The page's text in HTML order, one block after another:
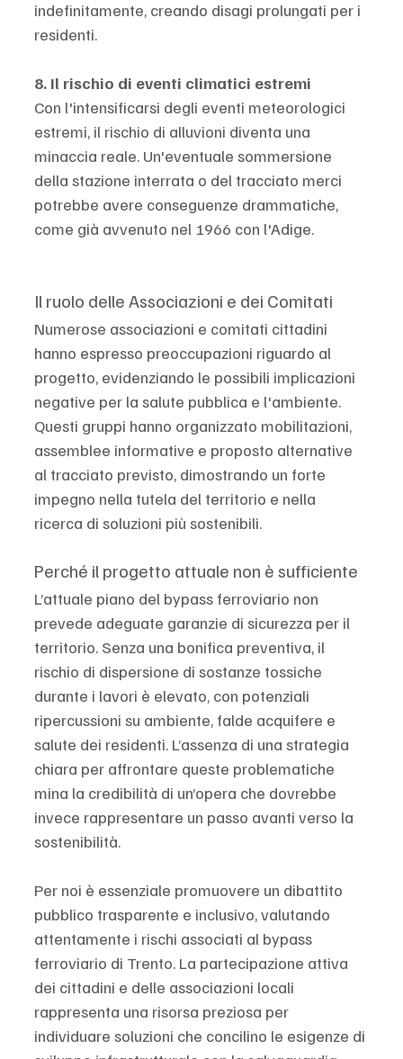
indefinitamente, creando disagi prolungati per i
residenti.
8. Il rischio di eventi climatici estremi
Con l'intensificarsi degli eventi meteorologici
estremi, il rischio di alluvioni diventa una
minaccia reale. Un'eventuale sommersione
della stazione interrata o del tracciato merci
potrebbe avere conseguenze drammatiche,
come già avvenuto nel 1966 con l'Adige.
Il ruolo delle Associazioni e dei Comitati
Numerose associazioni e comitati cittadini
hanno espresso preoccupazioni riguardo al
progetto, evidenziando le possibili implicazioni
negative per la salute pubblica e l'ambiente.
Questi gruppi hanno organizzato mobilitazioni,
assemblee informative e proposto alternative
al tracciato previsto, dimostrando un forte
impegno nella tutela del territorio e nella
ricerca di soluzioni più sostenibili.
Perché il progetto attuale non è sufficiente
L’attuale piano del bypass ferroviario non
prevede adeguate garanzie di sicurezza per il
territorio. Senza una bonifica preventiva, il
rischio di dispersione di sostanze tossiche
durante i lavori è elevato, con potenziali
ripercussioni su ambiente, falde acquifere e
salute dei residenti. L’assenza di una strategia
chiara per affrontare queste problematiche
mina la credibilità di un’opera che dovrebbe
invece rappresentare un passo avanti verso la
sostenibilità.
Per noi è essenziale promuovere un dibattito
pubblico trasparente e inclusivo, valutando
attentamente i rischi associati al bypass
ferroviario di Trento. La partecipazione attiva
dei cittadini e delle associazioni locali
rappresenta una risorsa preziosa per
individuare soluzioni che concilino le esigenze di